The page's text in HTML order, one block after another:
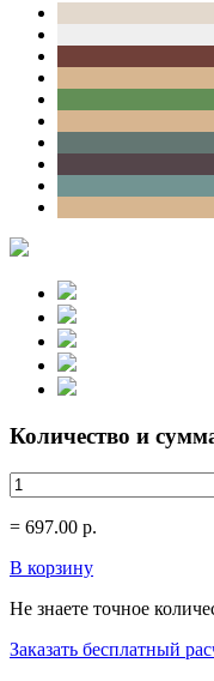
Количество и
= 697.00 р.
В корзину
Не знаете точное
Заказать бесплатный